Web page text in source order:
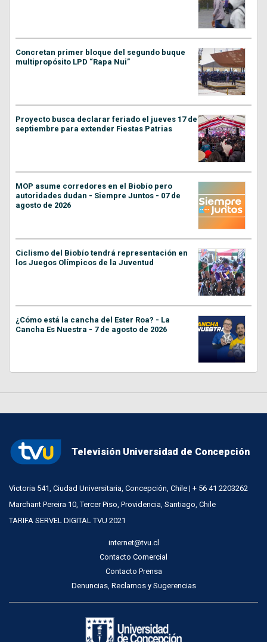
Concretan primer bloque del segundo buque
multipropósito LPD “Rapa Nui”
Proyecto busca declarar feriado el jueves 17 de
septiembre para extender Fiestas Patrias
MOP asume corredores en el Biobío pero
autoridades dudan - Siempre Juntos - 07 de
agosto de 2026
Ciclismo del Biobío tendrá representación en
los Juegos Olímpicos de la Juventud
¿Cómo está la cancha del Ester Roa? - La
Cancha Es Nuestra - 7 de agosto de 2026
Televisión Universidad de Concepción
Victoria 541, Ciudad Universitaria, Concepción, Chile | + 56 41 2203262
Marchant Pereira 10, Tercer Piso, Providencia, Santiago, Chile
TARIFA SERVEL DIGITAL TVU 2021
internet@tvu.cl
Contacto Comercial
Contacto Prensa
Denuncias, Reclamos y Sugerencias